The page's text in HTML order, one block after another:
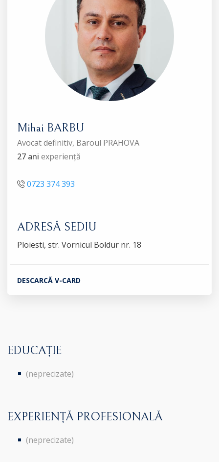
Mihai BARBU
Avocat definitiv, Baroul PRAHOVA
27 ani experiență
0723 374 393
ADRESĂ SEDIU
Ploiesti, str. Vornicul Boldur nr. 18
DESCARCĂ V-CARD
EDUCAȚIE
(neprecizate)
EXPERIENȚĂ PROFESIONALĂ
(neprecizate)